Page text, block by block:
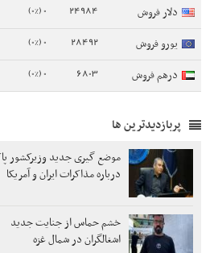
دلار فروش 24984
0 (0%)
یورو فروش 28492
0 (0%)
درهم فروش 6803
0 (0%)
پربازدیدترین ها
موضع گیری جدید وزیرکشور
درباره مذاکرات ایران و آمریکا
خشم حماس از جنایت جدید
اشغالگران در شمال غزه